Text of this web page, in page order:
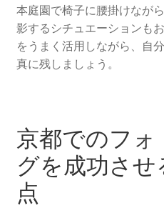
本庭園で椅子に腰掛けなが
影するシチュエーションも
をうまく活用しながら、自
真に残しましょう。
京都でのフ
グを成功さ
点